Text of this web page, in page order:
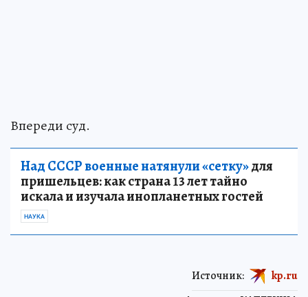
Впереди суд.
Над СССР военные натянули «сетку»для
пришельцев: как страна 13 лет тайно
искала и изучала инопланетных гостей
НАУКА
Источник: kp.ru